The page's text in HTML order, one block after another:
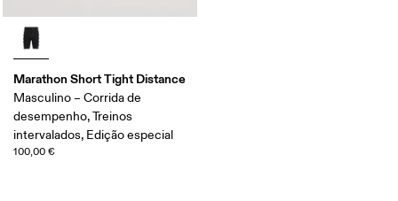
Marathon Short Tight Distance
Masculino – Corrida de
desempenho, Treinos
intervalados, Edição especial
100,00 €